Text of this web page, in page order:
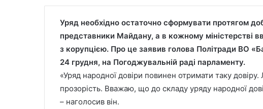
Уряд необхідно остаточно сформувати протягом
представники Майдану, а в кожному міністерстві
з корупцією. Про це заявив голова Політради ВО
24 грудня, на Погоджувальній раді парламенту.
«Уряд народної довіри повинен отримати таку
прозорість. Вважаю, що до складу уряду народної
– наголосив він.